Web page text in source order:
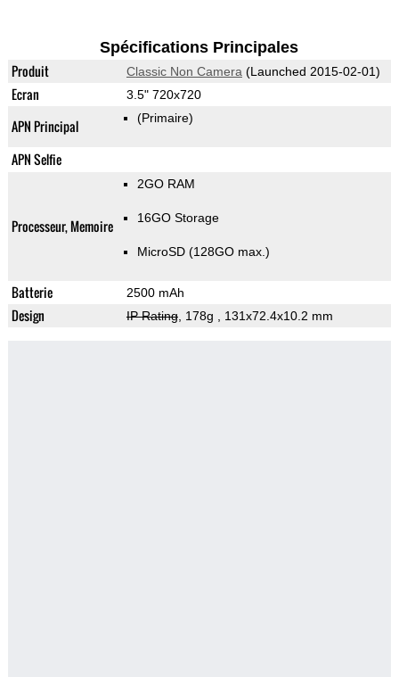
Spécifications Principales
Produit Classic Non Camera (Launched 2015-02-01)
Ecran 3.5" 720x720
APN Principal (Primaire)
APN Selfie
Processeur, Memoire
2GO RAM
16GO Storage
MicroSD (128GO max.)
Batterie 2500 mAh
Design IP Rating, 178g , 131x72.4x10.2 mm